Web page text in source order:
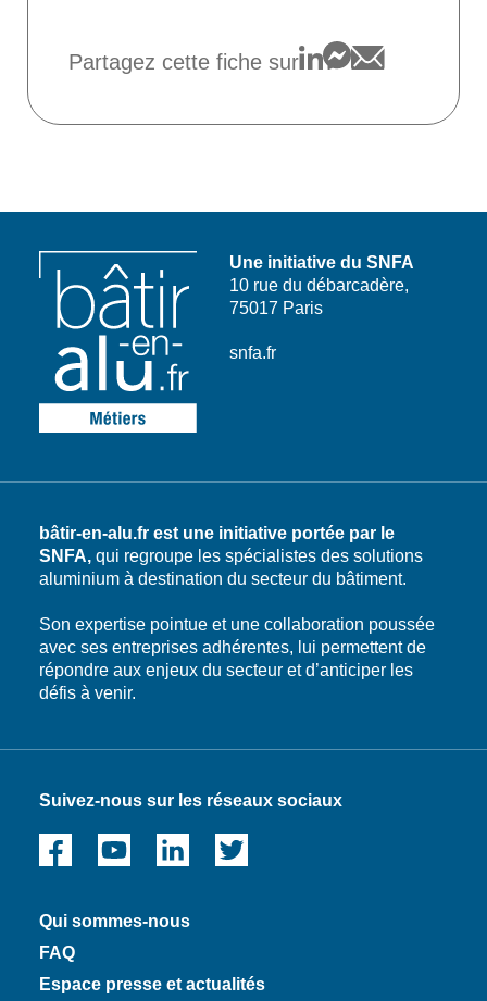
Partagez cette fiche sur
Une initiative du SNFA
10 rue du débarcadère,
75017 Paris
snfa.fr
bâtir-en-alu.fr est une initiative portée par le
SNFA, qui regroupe les spécialistes des solutions
aluminium à destination du secteur du bâtiment.
Son expertise pointue et une collaboration poussée
avec ses entreprises adhérentes, lui permettent de
répondre aux enjeux du secteur et d’anticiper les
défis à venir.
Suivez-nous sur les réseaux sociaux
Qui sommes-nous
FAQ
Espace presse et actualités